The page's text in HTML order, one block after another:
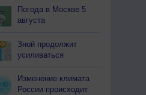
Погода в Москве 5
августа
Зной продолжит
усиливаться
Изменение климата
России происходит